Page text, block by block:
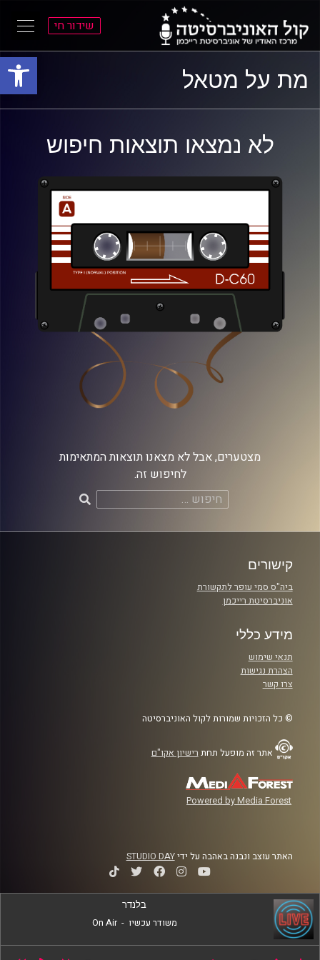
פתח
התפריט
הראשי
התוכן
הראשי
שידור חי
מת על מטאל
לא נמצאו תוצאות חיפוש
מצטערים, אבל לא מצאנו תוצאות המתאימות
לחיפוש זה.
חיפוש:
קישורים
ביה"ס סמי עופר לתקשורת
אוניברסיטת רייכמן
מידע כללי
תנאי שימוש
הצהרת נגישות
צרו קשר
© כל הזכויות שמורות לקול האוניברסיטה
אתר זה מופעל תחת רישיון אקו"ם
Powered by Media Forest
האתר עוצב ונבנה באהבה על ידיSTUDIO DAY
בלנדר
משודר עכשיו -
On Air